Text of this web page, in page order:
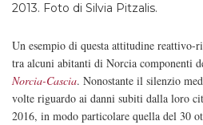
2013. Foto di Silvia Pitzalis.
Un esempio di questa attitudine reattivo-
tra alcuni abitanti di Norcia componenti
Norcia-Cascia. Nonostante il silenzio
volte riguardo ai danni subiti dalla loro
2016, in modo particolare quella del 30